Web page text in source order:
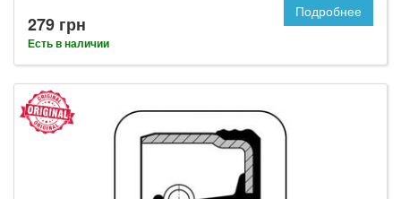
279 грн
Есть в наличии
Подробнее